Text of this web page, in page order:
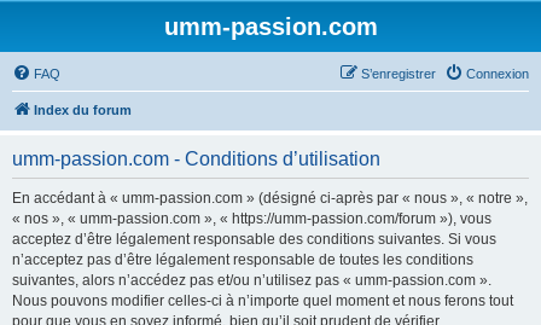
umm-passion.com
FAQ Connexion
S’enregistrer
Index du forum
umm-passion.com - Conditions d’utilisation
En accédant à « umm-passion.com » (désigné ci-après par « nous », « notre »,
« nos », « umm-passion.com », « https://umm-passion.com/forum »), vous
acceptez d’être légalement responsable des conditions suivantes. Si vous
n’acceptez pas d’être légalement responsable de toutes les conditions
suivantes, alors n’accédez pas et/ou n’utilisez pas « umm-passion.com ».
Nous pouvons modifier celles-ci à n’importe quel moment et nous ferons tout
pour que vous en soyez informé, bien qu’il soit prudent de vérifier